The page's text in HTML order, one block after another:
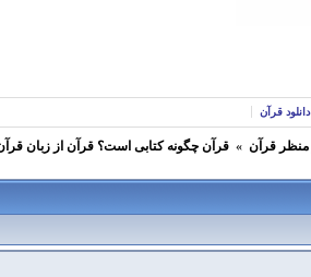
دانلود قرآن
منظر قرآن » قرآن چگونه کتابی است؟ قرآن از زبان